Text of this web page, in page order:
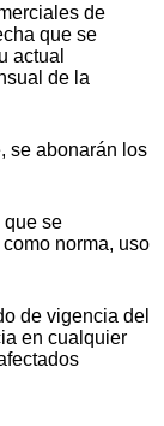
de
que se
actual
de la
se abonarán los
que se
norma, uso
de vigencia del
en cualquier